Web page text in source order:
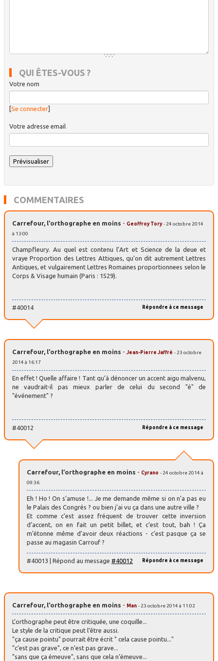
QUI ÊTES-VOUS ?
Votre nom
[Se connecter]
Votre adresse email
COMMENTAIRES
Carrefour, l’orthographe en moins - Geoffroy Tory - 24 octobre 2014
à 13:00
Champfleury. Au quel est contenu l’Art et Science de la deue et
vraye Proportion des Lettres Attiques, qu’on dit autrement Lettres
Antiques, et vulgairement Lettres Romaines proportionnees selon le
Corps & Visage humain (Paris : 1529).
Répondre à ce message
#40014
Carrefour, l’orthographe en moins - Jean-Pierre Jaffré - 23 octobre
2014 à 16:17
En effet ! Quelle affaire ! Tant qu’à dénoncer un accent aigu malvenu,
ne vaudrait-il pas mieux parler de celui du second "é" de
"événement" ?
Répondre à ce message
#40012
Carrefour, l’orthographe en moins - Cyrano - 24 octobre 2014 à
09:36
Eh ! Ho ! On s’amuse !... Je me demande même si on n’a pas eu
le Palais des Congrés ? ou bien j’ai vu ça dans une autre ville ?
Et comme c’est assez fréquent de trouver cette inversion
d’accent, on en fait un petit billet, et c’est tout, bah ! Ça
m’étonne même d’avoir deux réactions - c’est pasque ça se
passe au magasin Carrouf ?
Répondre à ce message
#40013 | Répond au message #40012
Carrefour, l’orthographe en moins - Man - 23 octobre 2014 à 11:02
L’orthographe peut être critiquée, une coquille...
Le style de la critique peut l’être aussi.
"ça cause pointu" pourrait être écrit " cela cause pointu..."
"c’est pas grave", ce n’est pas grave...
"sans que ça émeuve", sans que cela n’émeuve...